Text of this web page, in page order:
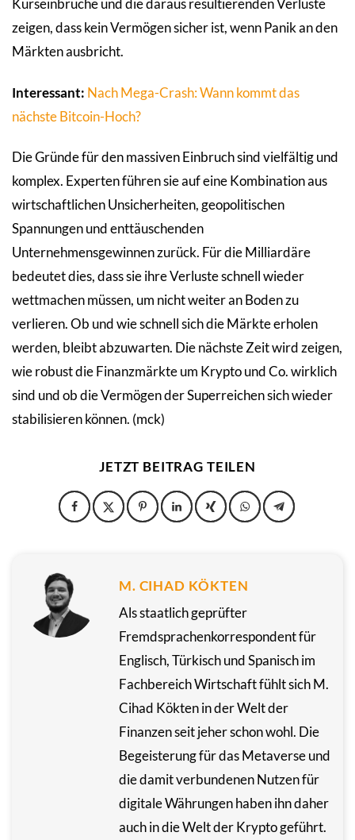
Kurseinbrüche und die daraus resultierenden Verluste
zeigen, dass kein Vermögen sicher ist, wenn Panik an den
Märkten ausbricht.
Interessant: Nach Mega-Crash: Wann kommt das
nächste Bitcoin-Hoch?
Die Gründe für den massiven Einbruch sind vielfältig und
komplex. Experten führen sie auf eine Kombination aus
wirtschaftlichen Unsicherheiten, geopolitischen
Spannungen und enttäuschenden
Unternehmensgewinnen zurück. Für die Milliardäre
bedeutet dies, dass sie ihre Verluste schnell wieder
wettmachen müssen, um nicht weiter an Boden zu
verlieren. Ob und wie schnell sich die Märkte erholen
werden, bleibt abzuwarten. Die nächste Zeit wird zeigen,
wie robust die Finanzmärkte um Krypto und Co. wirklich
sind und ob die Vermögen der Superreichen sich wieder
stabilisieren können. (mck)
JETZT BEITRAG TEILEN
M. CIHAD KÖKTEN
Als staatlich geprüfter
Fremdsprachenkorrespondent für
Englisch, Türkisch und Spanisch im
Fachbereich Wirtschaft fühlt sich M.
Cihad Kökten in der Welt der
Finanzen seit jeher schon wohl. Die
Begeisterung für das Metaverse und
die damit verbundenen Nutzen für
digitale Währungen haben ihn daher
auch in die Welt der Krypto geführt.